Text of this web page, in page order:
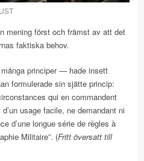
mening först och främst av att det
faktiska behov.
principer — hade insett
formulerade sin sjätte princip:
qui en commandent
usage facile, ne demandant ni
d’une longue série de règles à
Militaire”. (Fritt översatt till